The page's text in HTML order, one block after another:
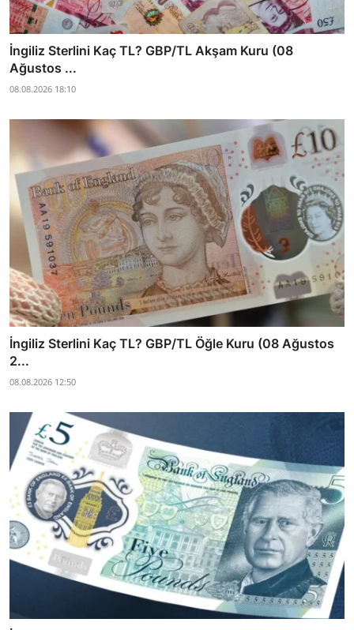
İngiliz Sterlini Kaç TL? GBP/TL Akşam Kuru (08
Ağustos ...
08.08.2026 18:10
İngiliz Sterlini Kaç TL? GBP/TL Öğle Kuru (08 Ağustos
2...
08.08.2026 12:50